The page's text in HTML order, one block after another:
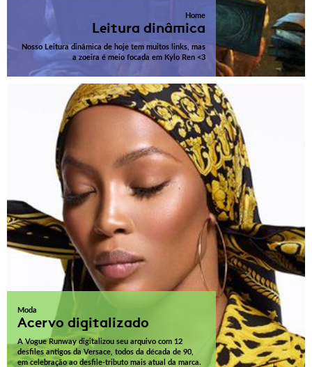
Home
Leitura dinâmica
Nosso Leitura dinâmica de hoje tem muitos links, mas
a zoeira é meio focada em Kylo Ren <3
Moda
Acervo digitalizado
A Vogue Runway digitalizou seu arquivo com 12
desfiles antigos da Versace, todos da década de 90,
em celebração ao desfile-tributo mais atual da marca.